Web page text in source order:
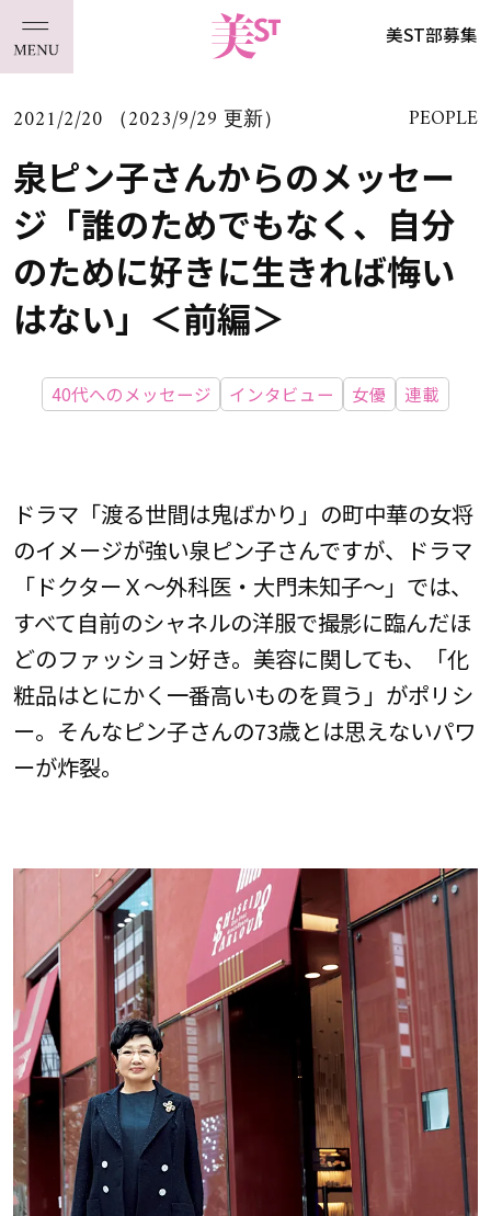
美ST部募集
2021/2/20 （2023/9/29 更新） PEOPLE
泉ピン子さんからのメッセー
ジ「誰のためでもなく、自分
のために好きに生きれば悔い
はない」＜前編＞
40代へのメッセージ インタビュー 女優 連載
ドラマ「渡る世間は鬼ばかり」の町中華の女将
のイメージが強い泉ピン子さんですが、ドラマ
「ドクターＸ～外科医・大門未知子～」では、
すべて自前のシャネルの洋服で撮影に臨んだほ
どのファッション好き。美容に関しても、「化
粧品はとにかく一番高いものを買う」がポリシ
ー。そんなピン子さんの73歳とは思えないパワ
ーが炸裂。